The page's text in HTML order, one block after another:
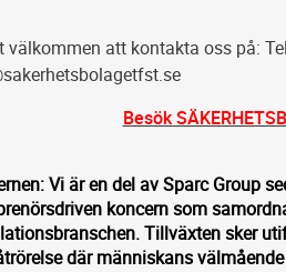
välkommen att kontakta oss på:
Besök
Vi är en del av Sparc Group
koncern som
Tillväxten sker
där människans